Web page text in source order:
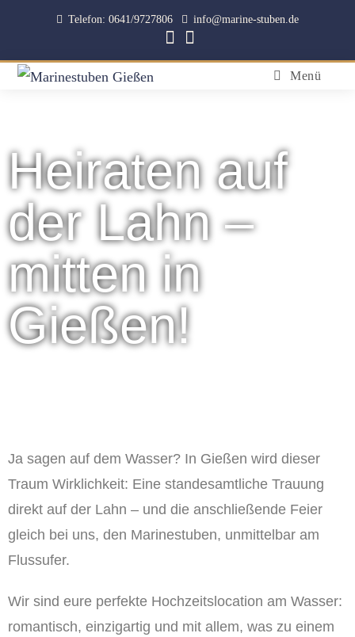
Telefon: 0641/9727806 info@marine-stuben.de
Menü
Heiraten auf
der Lahn –
mitten in
Gießen!
Ja sagen auf dem Wasser? In Gießen wird dieser
Traum Wirklichkeit: Eine standesamtliche Trauung
direkt auf der Lahn – und die anschließende Feier
gleich bei uns, den Marinestuben, unmittelbar am
Flussufer.
Wir sind eure perfekte Hochzeitslocation am Wasser:
romantisch, einzigartig und mit allem, was zu einem